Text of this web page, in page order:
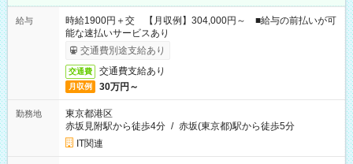
給与
時給1900円＋交 【月収例】304,000円～ ■給与の前払いが可
能な速払いサービスあり
交通費別途支給あり
交通費 交通費支給あり
月収例 30万円～
勤務地
東京都港区
赤坂見附駅から徒歩4分 / 赤坂(東京都)駅から徒歩5分
IT関連